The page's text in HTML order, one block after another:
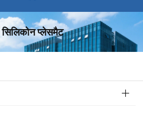
सिलिकोन प्लेसमैट